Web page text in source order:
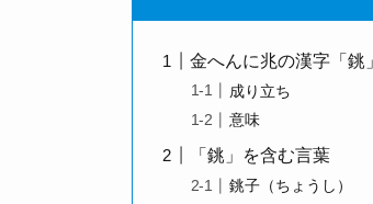
金へんに兆の漢字「銚
成り立ち
意味
「銚」を含む言葉
銚子（ちょうし）